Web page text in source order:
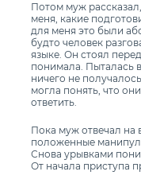
Потом муж
меня, какие
для меня это были
будто человек
языке. Он стоял
понимала. Пыталась
ничего не
могла понять, что
ответить.
Пока муж отвечал на
положенные
Снова урывками
От начала приступа